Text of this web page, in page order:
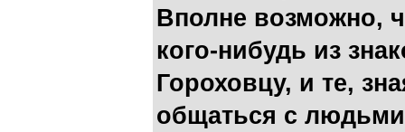
Вполне возможно,
кого-нибудь из
Гороховцу, и те,
общаться с